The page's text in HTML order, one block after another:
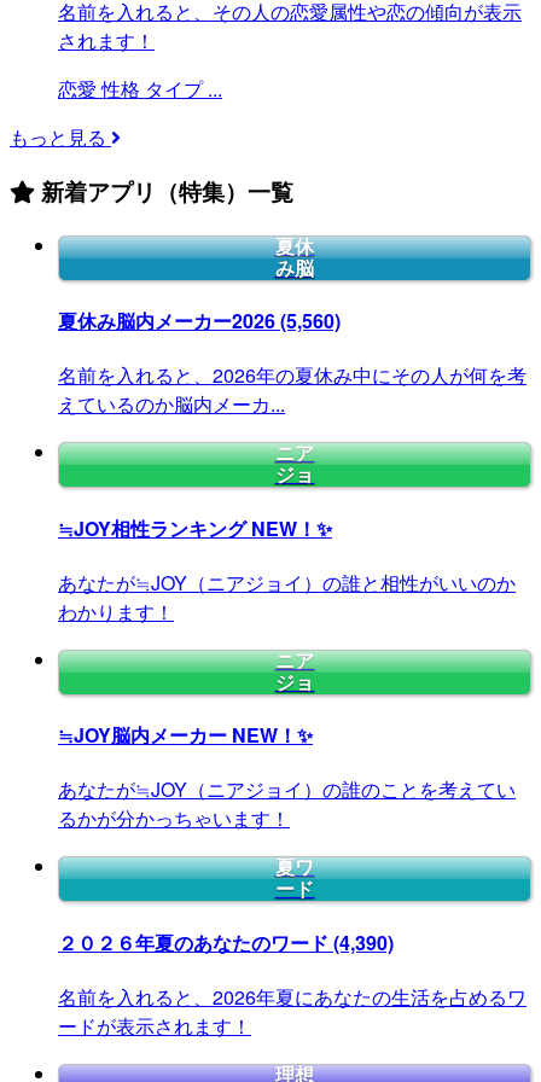
名前を入れると、その人の恋愛属性や恋の傾向が表示
されます！
恋愛 性格 タイプ ...
もっと見る
新着アプリ（特集）一覧
夏休
み脳
夏休み脳内メーカー2026(5,560)
名前を入れると、2026年の夏休み中にその人が何を考
えているのか脳内メーカ...
ニア
ジョ
≒JOY相性ランキングNEW！✨
あなたが≒JOY（ニアジョイ）の誰と相性がいいのか
わかります！
ニア
ジョ
≒JOY脳内メーカー NEW！✨
あなたが≒JOY（ニアジョイ）の誰のことを考えてい
るかが分かっちゃいます！
夏ワ
ード
２０２６年夏のあなたのワード (4,390)
名前を入れると、2026年夏にあなたの生活を占めるワ
ードが表示されます！
理想